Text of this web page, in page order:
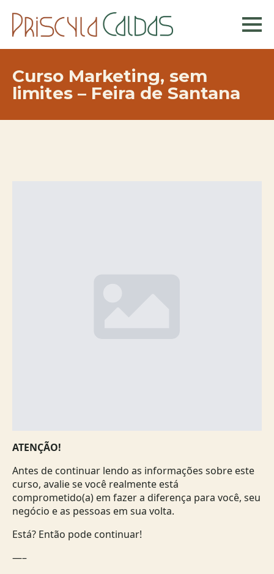
Curso Marketing, sem
limites – Feira de Santana
ATENÇÃO!
Antes de continuar lendo as informações sobre este
curso, avalie se você realmente está
comprometido(a) em fazer a diferença para você, seu
negócio e as pessoas em sua volta.
Está? Então pode continuar!
—–